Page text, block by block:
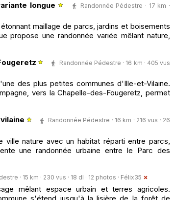
longue
Randonnée Pédestre · 17 km ·
maillage de parcs, jardins et boisements
propose une randonnée variée mêlant nature,
Randonnée Pédestre · 16 km · 405 vus
des plus petites communes d'Ille-et-Vilaine.
vers la Chapelle-des-Fougeretz, permet
Randonnée Pédestre · 16 km · 216 vus · 26
nature avec un habitat réparti entre parcs,
une randonnée urbaine entre le Parc des
· 15 km · 230 vus · 18 dl · 12 photos · Félix35
mêlant espace urbain et terres agricoles.
s'étend jusqu'à la lisière de la forêt de